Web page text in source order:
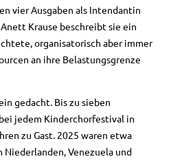
vier Ausgaben als Intendantin
Krause beschreibt sie ein
organisatorisch aber immer
an ihre Belastungsgrenze
gedacht. Bis zu sieben
jedem Kinderchorfestival in
zu Gast. 2025 waren etwa
Niederlanden, Venezuela und